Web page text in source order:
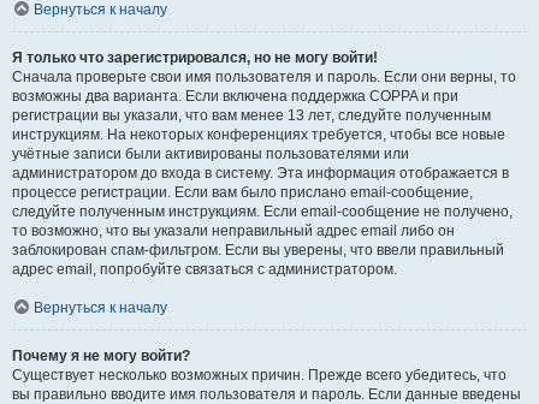
Вернуться к началу
Я только что зарегистрировался, но не могу войти!
Сначала проверьте свои имя пользователя и пароль. Если они верны, то
возможны два варианта. Если включена поддержка COPPA и при
регистрации вы указали, что вам менее 13 лет, следуйте полученным
инструкциям. На некоторых конференциях требуется, чтобы все новые
учётные записи были активированы пользователями или
администратором до входа в систему. Эта информация отображается в
процессе регистрации. Если вам было прислано email-сообщение,
следуйте полученным инструкциям. Если email-сообщение не получено,
то возможно, что вы указали неправильный адрес email либо он
заблокирован спам-фильтром. Если вы уверены, что ввели правильный
адрес email, попробуйте связаться с администратором.
Вернуться к началу
Почему я не могу войти?
Существует несколько возможных причин. Прежде всего убедитесь, что
вы правильно вводите имя пользователя и пароль. Если данные введены